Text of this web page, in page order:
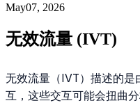
May07, 2026
无效流量 (IVT)
无效流量（IVT）描述的是
互，这些交互可能会扭曲分